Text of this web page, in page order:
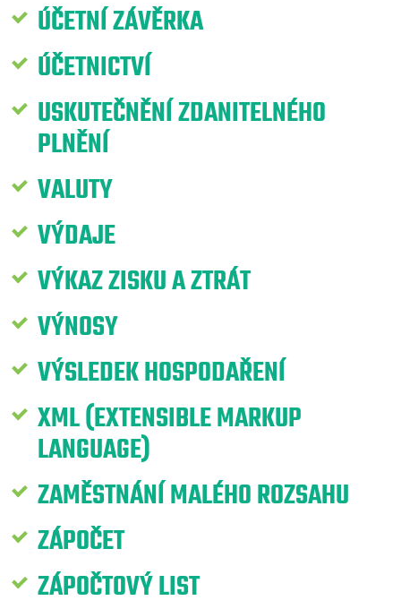
ÚČETNÍ ZÁVĚRKA
ÚČETNICTVÍ
USKUTEČNĚNÍ ZDANITELNÉHO
PLNĚNÍ
VALUTY
VÝDAJE
VÝKAZ ZISKU A ZTRÁT
VÝNOSY
VÝSLEDEK HOSPODAŘENÍ
XML (EXTENSIBLE MARKUP
LANGUAGE)
ZAMĚSTNÁNÍ MALÉHO ROZSAHU
ZÁPOČET
ZÁPOČTOVÝ LIST